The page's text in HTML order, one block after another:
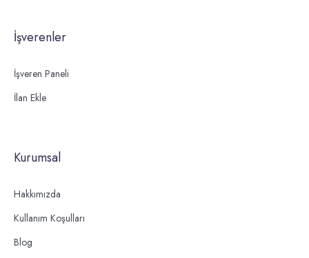
İşverenler
İşveren Paneli
İlan Ekle
Kurumsal
Hakkımızda
Kullanım Koşulları
Blog